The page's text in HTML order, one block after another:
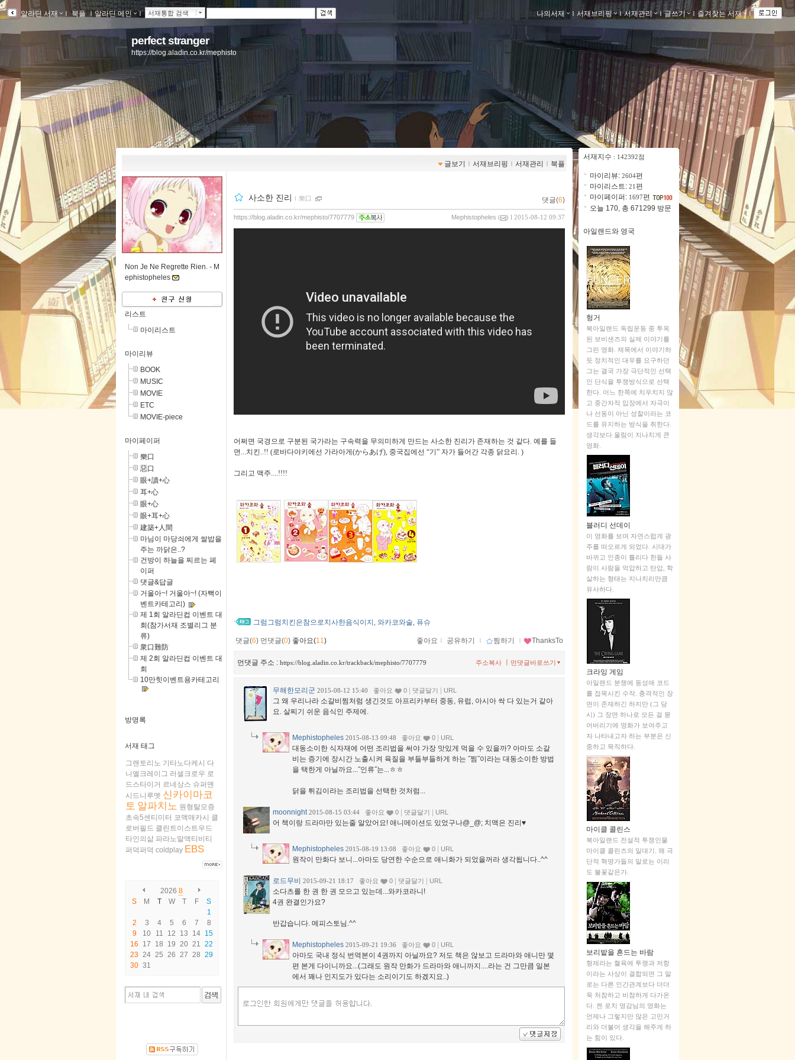
알라딘 서재 ｌ 북플 ｌ 알라딘 메인 ｌ 서재통합 검색 나의서재 ｌ 서재브리핑 ｌ서재관리 ｌ글쓰기 ｌ 즐겨찾는 서재 ｌ
perfect stranger
https://blog.aladin.co.kr/mephisto
글보기 ｌ 서재브리핑 ｌ 서재관리 ｌ 북플
Non Je Ne Regrette Rien. - M
ephistopheles
리스트
마이리스트
마이리뷰
BOOK
MUSIC
MOVIE
ETC
MOVIE-piece
마이페이퍼
樂口
惡口
眼+讀+心
耳+心
眼+心
眼+耳+心
建築+人間
마님이 마당쇠에게 쌀밥을
주는 까닭은..?
건방이 하늘을 찌르는 페
이퍼
댓글&답글
거울아~! 거울아~! (자뻑이
벤트카테고리)
제 1회 알라딘컵 이벤트 대
회(참가서재 조별리그 분
류)
衆口難防
제 2회 알라딘컵 이벤트 대
회
10만힛이벤트용카테고리
방명록
서재 태그
그랜토리노 기타노다케시
다
니엘크레이그 러셀크로우 로
드스타이거 르네상스 슈퍼맨
시드니루멧 신카이마코
토 알파치노 원형탈모증
초속5센티미터 코맥매카시
클
로버필드 클린트이스트우드
타인의삶 파라노말액티비티
퍼덕퍼덕 coldplay EBS
2026 8
S
M T W T F
S
1
2
3 4 5 6 7
8
9
10 11 12 13 14 15
16
17 18 19 20 21 22
23 24 25 26 27 28 29
30 31
사소한 진리 ｌ 樂口 댓글(6)
Mephistopheles ( ) l 2015-08-12 09:37
https://blog.aladin.co.kr/mephisto/7707779
어쩌면 국경으로 구분된 국가라는 구속력을 무의미하게 만드는 사소한 진리가 존재하는 것 같다. 예를 들
면 ...치킨 ..!! (로바다야키에선 가라아게 (からあげ), 중국집에선 “기 ” 자가 들어간 각종 닭요리 . )
그리고 맥주....!!!!
그럼그럼치킨은참으로치사한음식이지 , 와카코와술, 퓨슈
댓글(6) 먼댓글(0) 좋아요(11) 좋아요 ｌ 공유하기 ｌ 찜하기 ｌ ThanksTo
먼댓글 주소 : https://blog.aladin.co.kr/trackback/mephisto/7707779 먼댓글바로쓰기
주소복사
무해한모리군 2015-08-12 15:40 좋아요 0 댓글달기 URL
그 왜 우리나라 소갈비찜처럼 생긴것도 아프리카부터 중동, 유럽, 아시아 싹 다 있는거 같아
요. 살찌기 쉬운 음식인 주제에.
Mephistopheles 2015-08-13 09:48 좋아요 0 URL
대동소이한 식자재에 어떤 조리법을 써야 가장 맛있게 먹을 수 있을까? 아마도 소갈
비는 증기에 장시간 노출시켜 육질을 부들부들하게 하는 ˝찜˝이라는 대동소이한 방법
을 택한게 아닐까요...˝인류˝는...ㅎㅎ
닭을 튀김이라는 조리법을 선택한 것처럼...
moonnight 2015-08-15 03:44 좋아요 0 댓글달기 URL
어 책이랑 드라마만 있는줄 알았어요! 애니메이션도 있었구나@_@; 치맥은 진리♥
Mephistopheles 2015-08-19 13:08 좋아요 0 URL
원작이 만화다 보니...아마도 당연한 수순으로 애니화가 되었을꺼라 생각됩니다..^^
로드무비 2015-09-21 18:17 좋아요 0 댓글달기 URL
소다츠를 한 권 한 권 모으고 있는데...와카코라니!
4권 완결인가요?
반갑습니다. 메피스토님.^^
Mephistopheles 2015-09-21 19:36 좋아요 0 URL
아마도 국내 정식 번역본이 4권까지 아닐까요? 저도 책은 않보고 드라마와 애니만 몇
편 본게 다이니까요...(그래도 원작 만화가 드라마와 애니까지....라는 건 그만큼 일본
에서 꽤나 인지도가 있다는 소리이기도 하겠지요..)
서재지수 : 142392점
마이리뷰: 2604편
마이리스트: 21편
마이페이퍼: 1697편
오늘 170, 총 671299 방문
아일랜드와 영국
헝거
북아일랜드 독립운동 중 투옥
된 보비샌즈의 실제 이야기를
그린 영화. 제목에서 이야기하
듯 정치적인 대우를 요구하던
그는 결국 가장 극단적인 선택
인 단식을 투쟁방식으로 선택
한다. 어느 한쪽에 치우치지 않
고 중간자적 입장에서 자극이
나 선동이 아닌 성찰이라는 코
드를 유지하는 방식을 취한다.
생각보다 울림이 지나치게 큰
영화.
블러디 선데이
이 영화를 보며 자연스럽게 광
주를 떠오르게 되었다. 시대가
바뀌고 인종이 틀리다 한들 사
람이 사람을 억압하고 탄압, 학
살하는 형태는 지나치리만큼
유사하다.
크라잉 게임
아일랜드 분쟁에 동성애 코드
를 접목시킨 수작. 충격적인 장
면이 존재하긴 하지만 (그 당
시) 그 장면 하나로 모든 걸 묻
어버리기에 영화가 보여주고
자 나타내고자 하는 부분은 신
중하고 묵직하다.
마이클 콜린스
북아일랜드 전설적 투쟁인물
마이클 콜린즈의 일대기. 왜 극
단적 혁명가들의 말로는 이리
도 불꽃같은가.
보리밭을 흔드는 바람
형제라는 혈육에 투쟁과 저항
이라는 사상이 결합되면 그 말
로는 다른 인간관계보다 더더
욱 처참하고 비참하게 다가온
다. 켄 로치 영감님의 영화는
언제나 그렇지만 많은 고민거
리와 더불어 생각을 해주게 하
는 힘이 있다.